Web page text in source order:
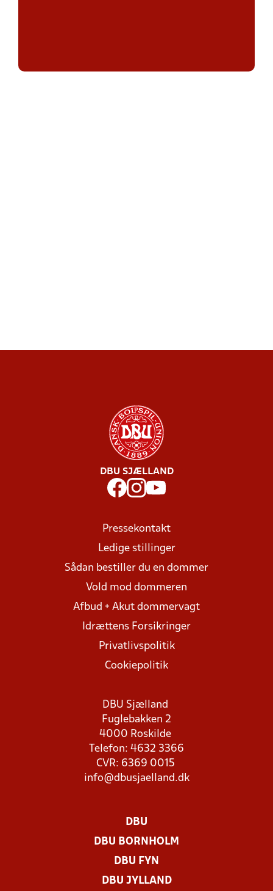
DBU SJÆLLAND
Pressekontakt
Ledige stillinger
Sådan bestiller du en dommer
Vold mod dommeren
Afbud + Akut dommervagt
Idrættens Forsikringer
Privatlivspolitik
Cookiepolitik
DBU Sjælland
Fuglebakken 2
4000 Roskilde
Telefon: 4632 3366
CVR: 6369 0015
info@dbusjaelland.dk
DBU
DBU BORNHOLM
DBU FYN
DBU JYLLAND